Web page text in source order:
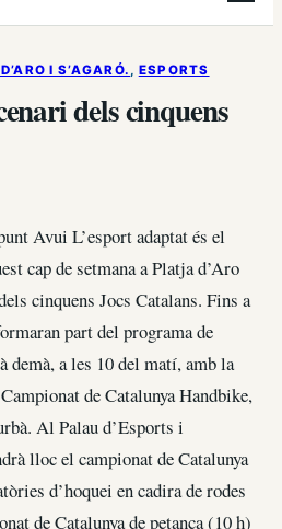
Obre
el
I S’AGARÓ. , ESPORTS
dels cinquens
Avui L’esport adaptat és el
cap de setmana a Platja d’Aro
cinquens Jocs Catalans. Fins a
part del programa de
demà, a les 10 del matí, amb la
de Catalunya Handbike,
Al Palau d’Esports i
lloc el campionat de Catalunya
d’hoquei en cadira de rodes
de Catalunya de petanca (10 h)